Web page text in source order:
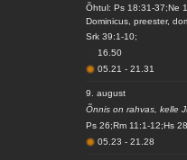
Õhtul: Ps 18:31-37;Ne
Dominicus, preester,
Srk 39:1-10;
16.50
05.21-21.31
9. august
Õnnis on rahvas, kelle
Ps 26;Rm 11:1-12;Hs
05.23-21.28